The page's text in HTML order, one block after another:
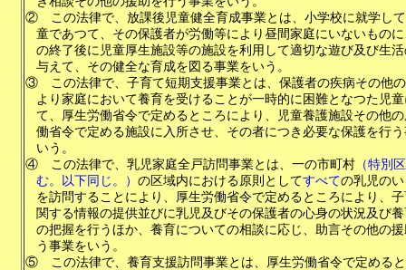
②
この法律で、放課後児童健全育成事業とは、小学校に就学し
童であつて、その保護者が労働等により昼間家庭にいないもの
の終了後に児童厚生施設等の施設を利用して適切な遊び及び生
与えて、その健全な育成を図る事業をいう。
③
この法律で、子育て短期支援事業とは、保護者の疾病その他
より家庭において養育を受けることが一時的に困難となつた児
て、厚生労働省令で定めるところにより、児童養護施設その他
働省令で定める施設に入所させ、その者につき必要な保護を行
いう。
④
この法律で、乳児家庭全戸訪問事業とは、一の市町村（特別
む。以下同じ。） の区域内における原則としてすべての乳児の
を訪問することにより、厚生労働省令で定めるところにより、
関する情報の提供並びに乳児及びその保護者の心身の状況及び
の把握を行うほか、養育についての相談に応じ、助言その他の
う事業をいう。
⑤
この法律で、養育支援訪問事業とは、厚生労働省令で定める